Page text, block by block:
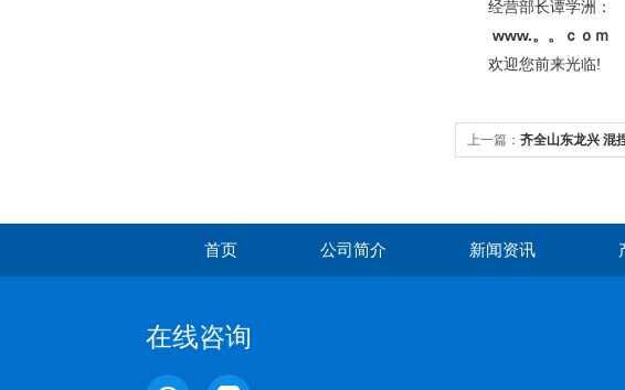
经营部长谭学洲：
www.。。ｃｏｍ
欢迎您前来光临!
上一篇： 齐全山东龙兴 混
首页 公司简介 新闻资讯
在线咨询